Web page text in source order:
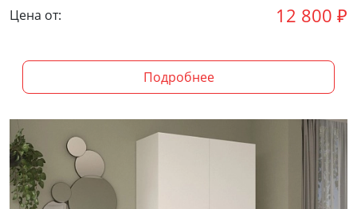
Цена от: 12 800 ₽
Подробнее